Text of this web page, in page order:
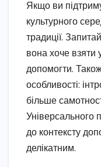
Якщо ви
культурного
традиції.
вона хоче взяти
допомогти.
особливості:
більше
Універсального
до контексту
делікатним.